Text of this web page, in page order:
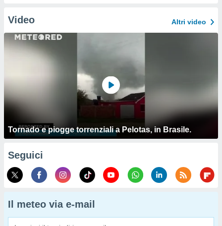
Video Altri video
Tornado e piogge torrenziali a Pelotas, in Brasile.
Seguici
Il meteo via e-mail